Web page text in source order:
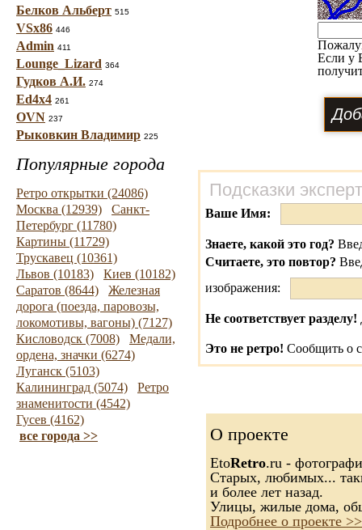
Белков Альберт 515
VSx86 446
Admin 411
Lounge_Lizard 364
Гудков А.И. 274
Ed4x4 261
OVN 237
Рыковкин Владимир 225
Популярные города
Ретро открытки (24086)
Москва (12939)
Санкт-
Петербург (11780)
Картины (11729)
Трускавец (10361)
Львов (10183)
Киев (10182)
Саратов (8644)
Железная
дорога (поезда, паровозы,
локомотивы, вагоны) (7127)
Кисловодск (7008)
Медали,
ордена, значки (6274)
Луганск (5103)
Калининград (5074)
Ретро
знаменитости (4542)
Гусев (4162)
все города >>
Если у
Подсказки
Ваше Имя:
Знаете, какой это год?
Считаете, это повтор?
изображения:
Не соответствует разделу!
Это не ретро! Сообщить о
О проекте
EtoRetro.ru -
Старых, любимых...
и более лет назад.
Улицы, жилые дома,
Подробнее о проекте >>